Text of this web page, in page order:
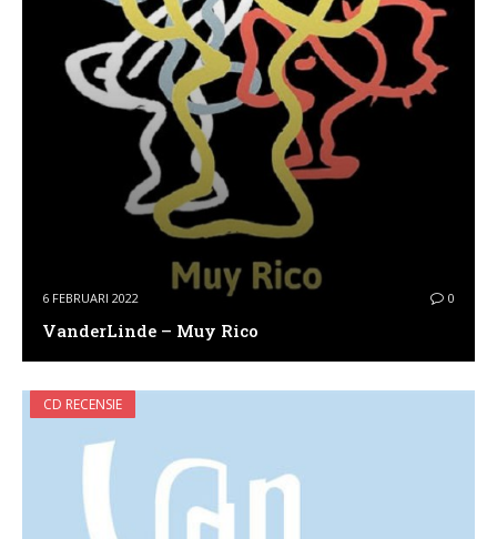
6 FEBRUARI 2022 0
VanderLinde – Muy Rico
CD RECENSIE